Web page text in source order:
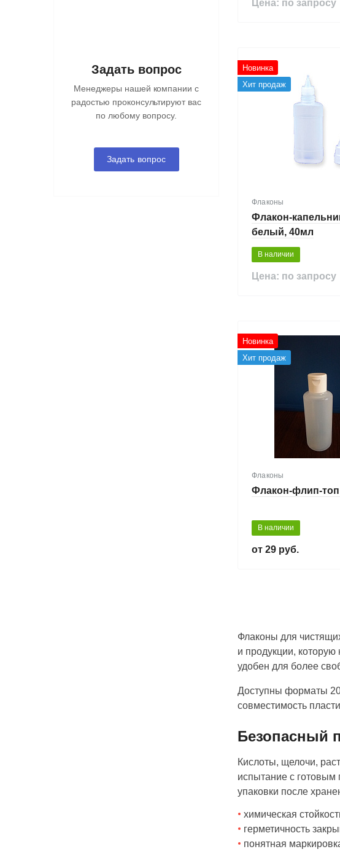
Задать вопрос
Менеджеры нашей компании с
радостью проконсультируют вас
по любому вопросу.
Задать вопрос
Цена: по запросу
Новинка
Хит продаж
Флаконы
Флакон-
белый, 40мл
В наличии
Цена: по запросу
Новинка
Хит продаж
Флаконы
Флакон-флип-
В наличии
29 руб.
Флаконы для
и продукции, которую
удобен для более
Доступны форматы
совместимость
Безопасный
Кислоты, щелочи,
испытание с готовым
упаковки после
химическая
герметичность
понятная